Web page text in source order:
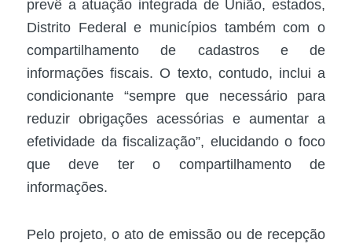
prevê a atuação integrada de União, estados,
Distrito Federal e municípios também com o
compartilhamento de cadastros e de
informações fiscais. O texto, contudo, inclui a
condicionante “sempre que necessário para
reduzir obrigações acessórias e aumentar a
efetividade da fiscalização”, elucidando o foco
que deve ter o compartilhamento de
informações.
Pelo projeto, o ato de emissão ou de recepção